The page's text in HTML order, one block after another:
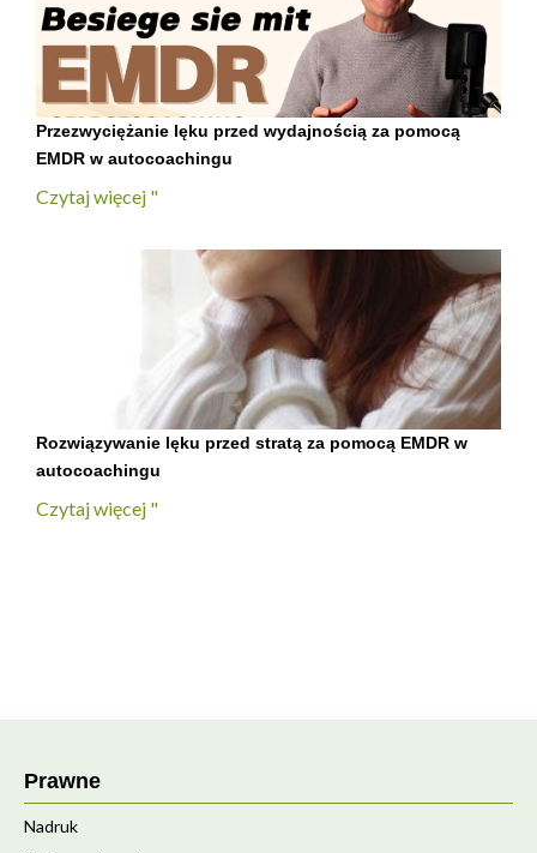
Przezwyciężanie lęku przed wydajnością za pomocą
EMDR w autocoachingu
Czytaj więcej "
Rozwiązywanie lęku przed stratą za pomocą EMDR w
autocoachingu
Czytaj więcej "
Prawne
Nadruk